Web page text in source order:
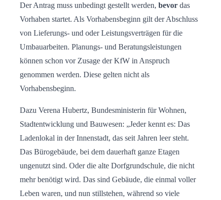
Der Antrag muss unbedingt gestellt werden, bevor das
Vorhaben startet. Als Vorhabens­beginn gilt der Abschluss
von Lieferungs- und oder Leistungs­verträgen für die
Umbau­arbeiten. Planungs- und Beratungs­leistungen
können schon vor Zusage der KfW in Anspruch
genommen werden. Diese gelten nicht als
Vorhabensbeginn.
Dazu Verena Hubertz, Bundesministerin für Wohnen,
Stadtentwicklung und Bauwesen: „Jeder kennt es: Das
Ladenlokal in der Innenstadt, das seit Jahren leer steht.
Das Bürogebäude, bei dem dauerhaft ganze Etagen
ungenutzt sind. Oder die alte Dorfgrundschule, die nicht
mehr benötigt wird. Das sind Gebäude, die einmal voller
Leben waren, und nun stillstehen, während so viele